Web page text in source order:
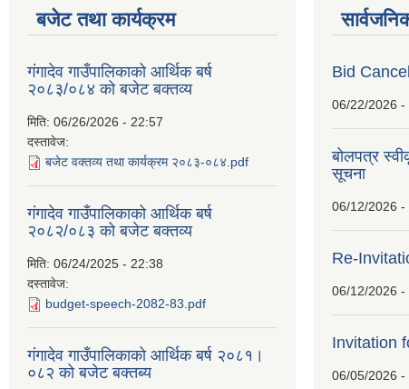
बजेट तथा कार्यक्रम
गंगादेव गाउँपालिकाको आर्थिक बर्ष
२०८३/०८४ को बजेट बक्तव्य
मिति: 06/26/2026 - 22:57
दस्तावेज:
बजेट वक्तव्य तथा कार्यक्रम २०८३-०८४.pdf
गंगादेव गाउँपालिकाको आर्थिक बर्ष
२०८२/०८३ को बजेट बक्तव्य
मिति: 06/24/2025 - 22:38
दस्तावेज:
budget-speech-2082-83.pdf
गंगादेव गाउँपालिकाको आर्थिक बर्ष २०८१।
०८२ को बजेट बक्तब्य
Bid
06/22/2026 -
बोलपत्र
सूचना
06/12/2026 -
Re-
06/12/2026 -
Invitation
06/05/2026 -